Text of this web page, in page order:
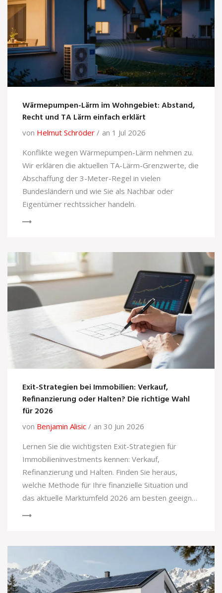
Wärmepumpen-Lärm im Wohngebiet: Abstand,
Recht und TA Lärm einfach erklärt
von Helmut Schröder
an 1 Jul 2026
Konflikte wegen Wärmepumpen-Lärm nehmen zu.
Wir erklären die aktuellen TA-Lärm-Grenzwerte, die
Abschaffung der 3-Meter-Regel in vielen
Bundesländern und wie Sie als Nachbar oder
Eigentümer rechtssicher handeln.
Exit-Strategien bei Immobilien: Verkauf,
Refinanzierung oder Halten? Die richtige Wahl
für 2026
von Benjamin Alisic
an 30 Jun 2026
Lernen Sie die wichtigsten Exit-Strategien für
Immobilieninvestments kennen: Verkauf,
Refinanzierung und Halten. Finden Sie heraus,
welche Methode für Ihre finanzielle Situation und
das aktuelle Marktumfeld 2026 am besten geeignet